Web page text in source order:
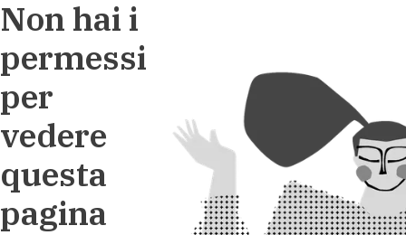
Non hai i
permessi
per
vedere
questa
pagina